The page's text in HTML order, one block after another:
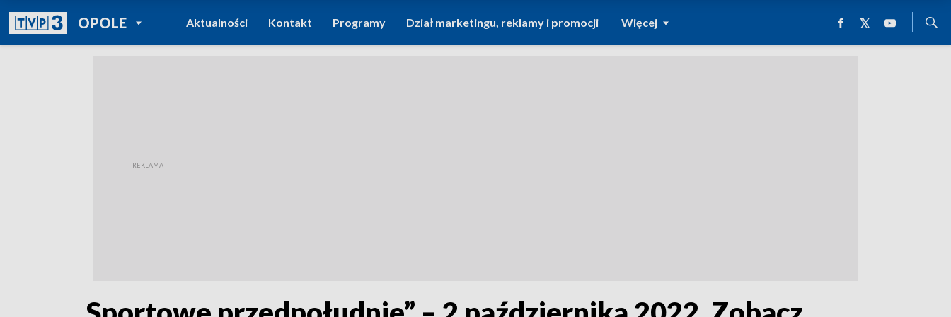
OPOLEPOWRÓT DO
TVP REGIONY
Aktualności Kontakt Programy Dział marketingu, reklamy i promocji Więcej